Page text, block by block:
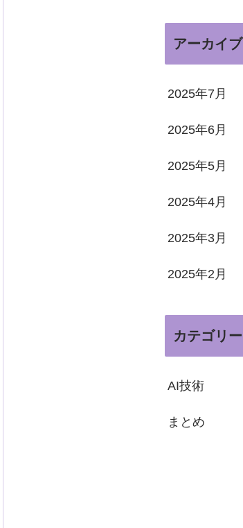
アーカイブ
2025年7月
2025年6月
2025年5月
2025年4月
2025年3月
2025年2月
カテゴリー
AI技術
まとめ